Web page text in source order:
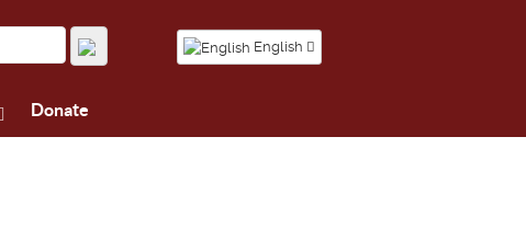
English
Donate